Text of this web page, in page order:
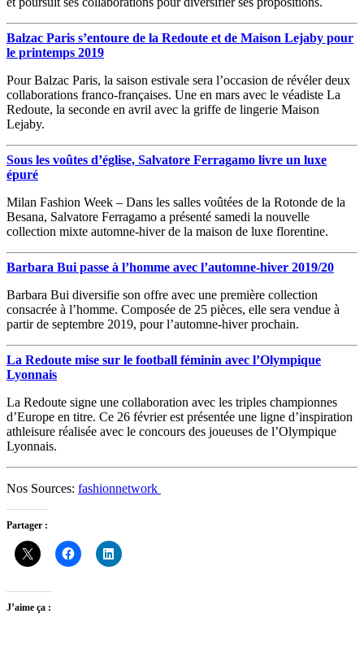
Balzac Paris s’entoure de la Redoute et de Maison Lejaby pour
le printemps 2019
Pour Balzac Paris, la saison estivale sera l’occasion de révéler deux
collaborations franco-françaises. Une en mars avec le véadiste La
Redoute, la seconde en avril avec la griffe de lingerie Maison
Lejaby.
Sous les voûtes d’église, Salvatore Ferragamo livre un luxe
épuré
Milan Fashion Week – Dans les salles voûtées de la Rotonde de la
Besana, Salvatore Ferragamo a présenté samedi la nouvelle
collection mixte automne-hiver de la maison de luxe florentine.
Barbara Bui passe à l’homme avec l’automne-hiver 2019/20
Barbara Bui diversifie son offre avec une première collection
consacrée à l’homme. Composée de 25 pièces, elle sera vendue à
partir de septembre 2019, pour l’automne-hiver prochain.
La Redoute mise sur le football féminin avec l’Olympique
Lyonnais
La Redoute signe une collaboration avec les triples championnes
d’Europe en titre. Ce 26 février est présentée une ligne d’inspiration
athleisure réalisée avec le concours des joueuses de l’Olympique
Lyonnais.
Nos Sources: fashionnetwork
Partager :
J’aime ça :